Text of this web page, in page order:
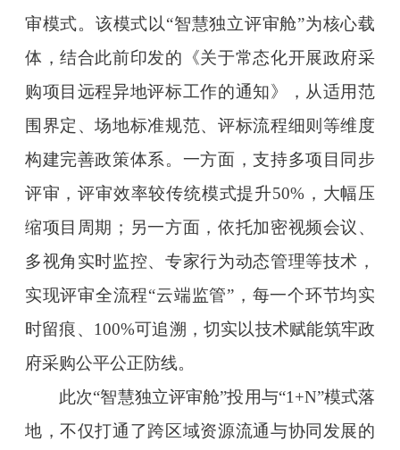
审模式。该模式以“智慧独立评审舱”为核心载
体，结合此前印发的《关于常态化开展政府采
购项目远程异地评标工作的通知》，从适用范
围界定、场地标准规范、评标流程细则等维度
构建完善政策体系。一方面，支持多项目同步
评审，评审效率较传统模式提升50%，大幅压
缩项目周期；另一方面，依托加密视频会议、
多视角实时监控、专家行为动态管理等技术，
实现评审全流程“云端监管”，每一个环节均实
时留痕、100%可追溯，切实以技术赋能筑牢政
府采购公平公正防线。
此次“智慧独立评审舱”投用与“1+N”模式落
地，不仅打通了跨区域资源流通与协同发展的